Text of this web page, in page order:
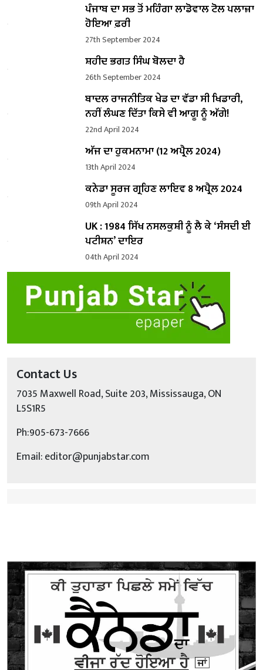
ਪੰਜਾਬ ਦਾ ਸਭ ਤੋਂ ਮਹਿੰਗਾ ਲਾਡੋਵਾਲ ਟੋਲ ਪਲਾਜ਼ਾ
ਹੋਇਆ ਫ਼ਰੀ
27th September 2024
ਸ਼ਹੀਦ ਭਗਤ ਸਿੰਘ ਬੋਲਦਾ ਹੈ
26th September 2024
ਬਾਦਲ ਰਾਜਨੀਤਿਕ ਖੇਡ ਦਾ ਵੱਡਾ ਸੀ ਖਿਡਾਰੀ,
ਨਹੀਂ ਲੰਘਣ ਦਿੱਤਾ ਕਿਸੇ ਵੀ ਆਗੂ ਨੂੰ ਅੱਗੇ!
22nd April 2024
ਅੱਜ ਦਾ ਹੁਕਮਨਾਮਾ (12 ਅਪ੍ਰੈਲ 2024)
13th April 2024
ਕਨੇਡਾ ਸੂਰਜ ਗ੍ਰਹਿਣ ਲਾਇਵ 8 ਅਪ੍ਰੈਲ 2024
09th April 2024
UK : 1984 ਸਿੱਖ ਨਸਲਕੁਸ਼ੀ ਨੂੰ ਲੈ ਕੇ ‘ਸੰਸਦੀ ਈ
ਪਟੀਸ਼ਨ’ ਦਾਇਰ
04th April 2024
Contact Us
7035 Maxwell Road, Suite 203, Mississauga, ON
L5S1R5
Ph:905-673-7666
Email: editor@punjabstar.com